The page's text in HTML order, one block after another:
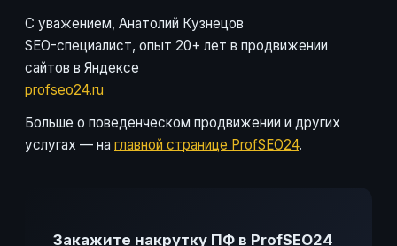
С уважением, Анатолий Кузнецов
SEO-специалист, опыт 20+ лет в продвижении
сайтов в Яндексе
profseo24.ru
Больше о поведенческом продвижении и других
услугах — на главной странице ProfSEO24.
Закажите накрутку ПФ в ProfSEO24